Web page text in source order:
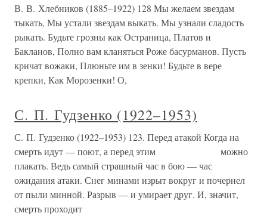
В. В. Хлебников (1885–1922) 128 Мы желаем звездам
тыкать, Мы устали звездам выкать. Мы узнали сладость
рыкать. Будьте грозны как Остраница, Платов и
Бакланов, Полно вам кланяться Роже басурманов. Пусть
кричат вожаки, Плюньте им в зенки! Будьте в вере
крепки, Как Морозенки! О,
С. П. Гудзенко (1922–1953)
С. П. Гудзенко (1922–1953) 123. Перед атакой Когда на
смерть идут — поют, а перед этим можно
плакать. Ведь самый страшный час в бою — час
ожидания атаки. Снег минами изрыт вокруг и почернел
от пыли минной. Разрыв — и умирает друг. И, значит,
смерть проходит